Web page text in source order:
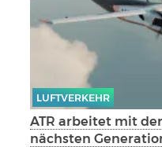
LUFTVERKEHR
ATR arbeitet mit
nächsten